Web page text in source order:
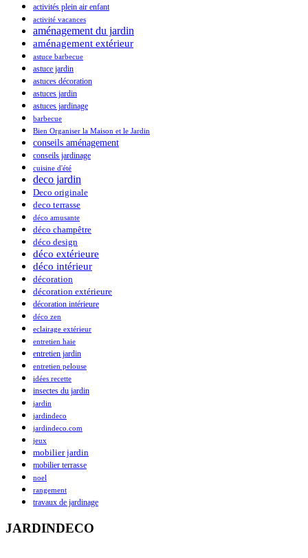
activités plein air enfant
activité vacances
aménagement du jardin
aménagement extérieur
astuce barbecue
astuce jardin
astuces décoration
astuces jardin
astuces jardinage
barbecue
Bien Organiser la Maison et le Jardin
conseils aménagement
conseils jardinage
cuisine d'été
deco jardin
Deco originale
deco terrasse
déco amusante
déco champêtre
déco design
déco extérieure
déco intérieur
décoration
décoration extérieure
décoration intérieure
déco zen
eclairage extérieur
entretien haie
entretien jardin
entretien pelouse
idées recette
insectes du jardin
jardin
jardindeco
jardindeco.com
jeux
mobilier jardin
mobilier terrasse
noel
rangement
travaux de jardinage
JARDINDECO